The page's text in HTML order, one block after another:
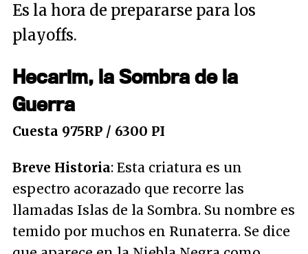
Es la hora de prepararse para los
playoffs.
Hecarim, la Sombra de la
Guerra
Cuesta 975RP / 6300 PI
Breve Historia: Esta criatura es un
espectro acorazado que recorre las
llamadas Islas de la Sombra. Su nombre es
temido por muchos en Runaterra. Se dice